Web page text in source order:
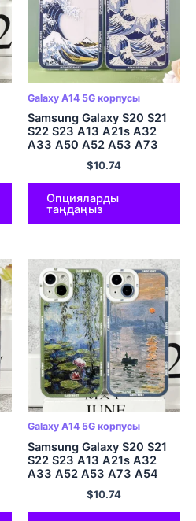
Galaxy A14 5G корпусы
Samsung Galaxy S20 S21
S22 S23 A13 A21s A32
A33 A50 A52 A53 A73
A54 A14 жұмсақ қақпақ
жапон стиліндегі
толқындар
$10.74
Опцияларды
таңдаңыз
Galaxy A14 5G корпусы
Samsung Galaxy S20 S21
S22 S23 A13 A21s A32
A33 A52 A53 A73 A54
A14 жұмсақ қақпақ Клод
Моне Art Lotus үшін қап
$10.74